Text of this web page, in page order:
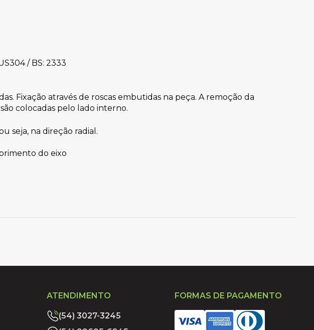
/ BS: 2333
Fixação através de roscas embutidas na peça. A remoção da
colocadas pelo lado interno.
seja, na direção radial.
do eixo
ATENDIMENTO
(54) 3027-3245
FORMAS DE PAGAMENTO